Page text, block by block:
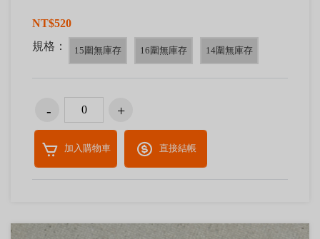
NT$520
規格：
15圍無庫存 16圍無庫存 14圍無庫存
加入購物車 直接結帳